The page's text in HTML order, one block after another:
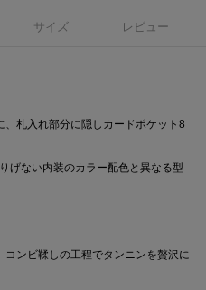
サイズ レビュー
札入れ部分に隠しカードポケット8
げない内装のカラー配色と異なる型
ンビ鞣しの工程でタンニンを贅沢に